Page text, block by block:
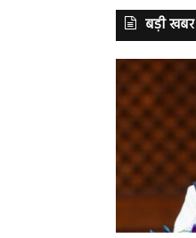
बड़ी खबर